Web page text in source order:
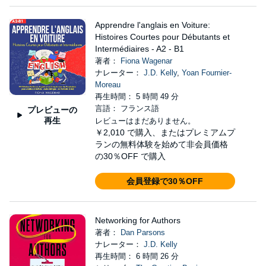
プレビューの
再生
Apprendre l'anglais en Voiture:
Histoires Courtes pour Débutants et
Intermédiaires - A2 - B1
著者：
Fiona Wagenar
ナレーター： J.D. Kelly, Yoan Fournier-
Moreau
再生時間： 5 時間 49 分
言語： フランス語
レビューはまだありません。
￥2,010 で購入、またはプレミアムプ
ランの無料体験を始めて非会員価格
の30％OFF で購入
会員登録で30％OFF
Networking for Authors
著者：
Dan Parsons
ナレーター： J.D. Kelly
再生時間： 6 時間 26 分